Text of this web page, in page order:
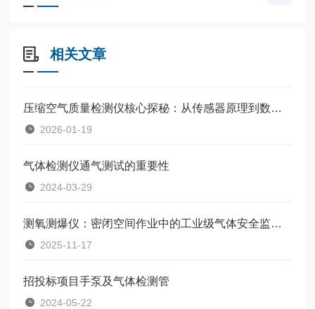
相关文章
压缩空气质量检测仪核心探秘：从传感器原理到数据处理流程
2026-01-19
气体检测仪通气测试的重要性
2024-03-29
测氧测爆仪：密闭空间作业中的工业级气体安全监测终端
2025-11-17
招投标项目手泵及气体检测管
2024-05-22